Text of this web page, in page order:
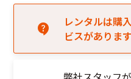
レンタルは購
ビスがありま